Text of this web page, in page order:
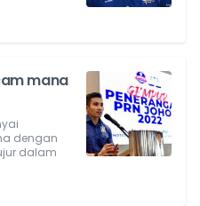
mana
dengan
dalam